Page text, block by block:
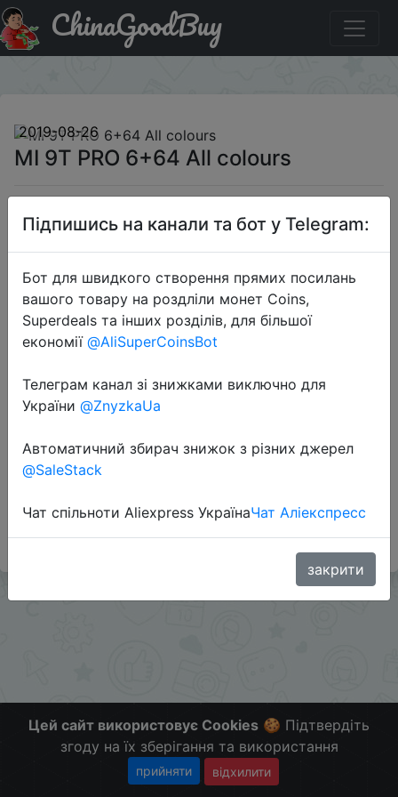
Купити по знижці GBM9TPRO MI 9T PRO 6+64 All colours
ChinaGoodBuy
2019-08-26
MI 9T PRO 6+64 All colours
$399.99
Промокод:"GBM9TPRO"
Перейти до магазину
Додаткова інформація відсутня.
Слідкуйте за знижками на мобільному, в телеграм
ZnyzhkaUA
Цей сайт використовує Cookies 🍪 Підтвердіть
згоду на їх зберігання та використання
прийняти відхилити
Підпишись на канали та бот у Telegram:
Бот для швидкого створення прямих посилань
вашого товару на роздліли монет Coins,
Superdeals та інших розділів, для більшої
економії @AliSuperCoinsBot
Телеграм канал зі знижками виключно для
України @ZnyzkaUa
Автоматичний збирач знижок з різних джерел
@SaleStack
Чат спільноти Aliexpress УкраїнаЧат Аліекспресс
закрити